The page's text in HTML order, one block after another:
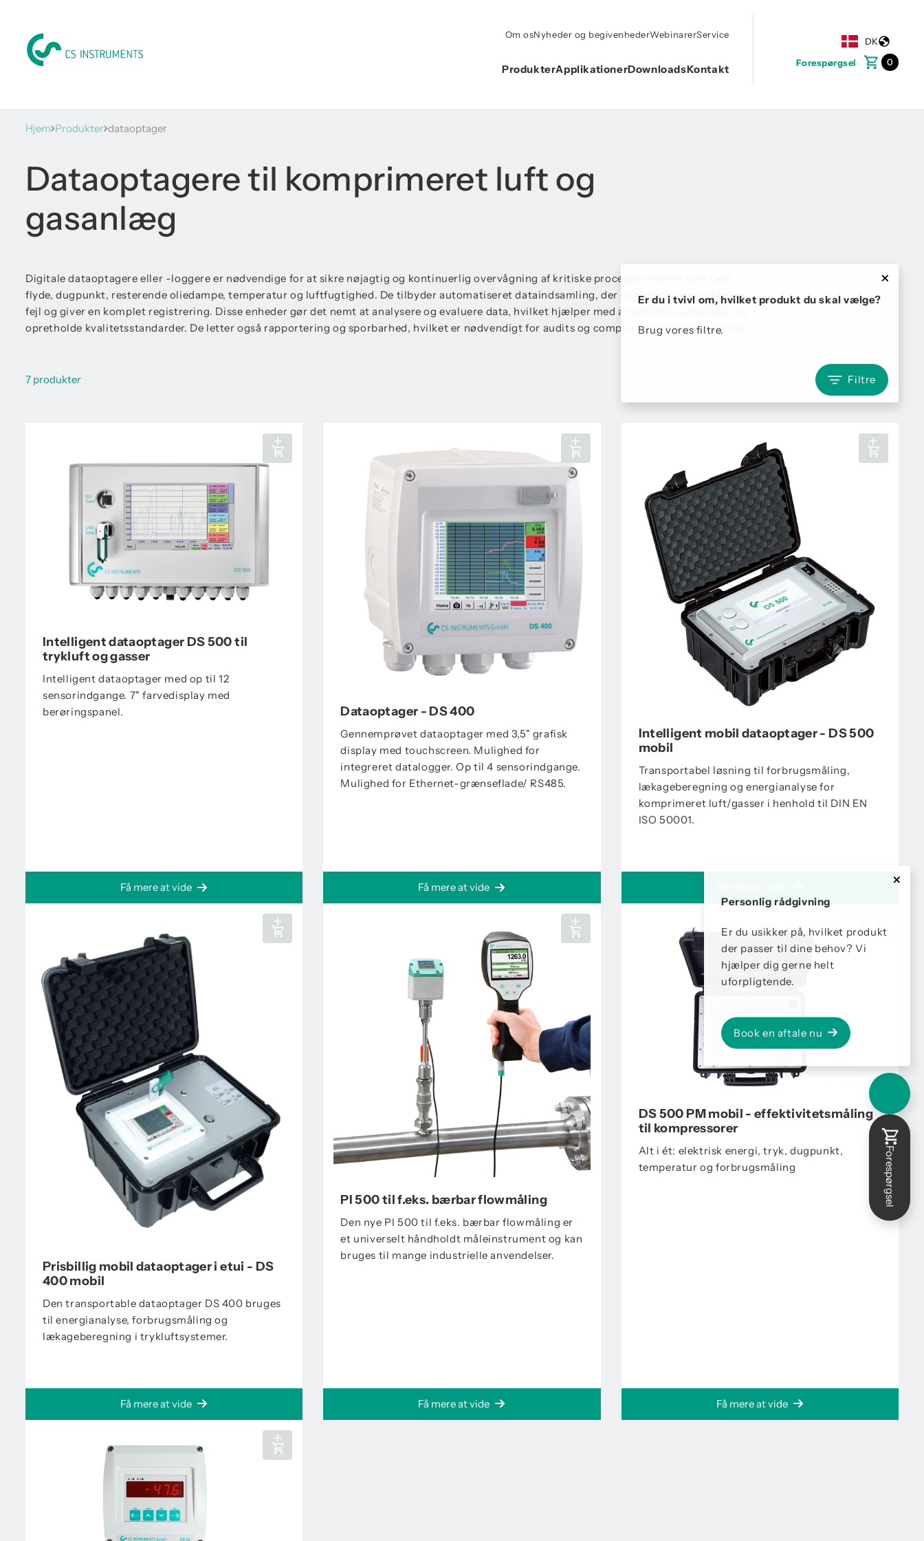
DK
Forespørgsel
0
Om osNyheder og begivenhederWebinarerService
ProdukterApplikationerDownloadsKontakt
Hjem Produkter dataoptager
Dataoptagere til komprimeret luft og
gasanlæg
Digitale dataoptagere eller -loggere er nødvendige for at sikre nøjagtig og kontinuerlig overvågning af kritiske procesparametre som f.eks.
flyde, dugpunkt, resterende oliedampe, temperatur og luftfugtighed. De tilbyder automatiseret dataindsamling, der minimerer menneskelige
fejl og giver en komplet registrering. Disse enheder gør det nemt at analysere og evaluere data, hvilket hjælper med at optimere processer og
opretholde kvalitetsstandarder. De letter også rapportering og sporbarhed, hvilket er nødvendigt for audits og compliance i mange brancher.
7 produkter
Er du i tvivl om, hvilket produkt du skal vælge?
Brug vores filtre.
Filtre
Intelligent dataoptager DS 500 til
trykluft og gasser
Intelligent dataoptager med op til 12
sensorindgange. 7" farvedisplay med
berøringspanel.
Få mere at vide
Dataoptager - DS 400
Gennemprøvet dataoptager med 3,5" grafisk
display med touchscreen. Mulighed for
integreret datalogger. Op til 4 sensorindgange.
Mulighed for Ethernet-grænseflade/ RS485.
Få mere at vide
Intelligent mobil dataoptager - DS 500
mobil
Transportabel løsning til forbrugsmåling,
lækageberegning og energianalyse for
komprimeret luft/gasser i henhold til DIN EN
ISO 50001.
Prisbillig mobil dataoptager i etui - DS
400 mobil
Den transportable dataoptager DS 400 bruges
til energianalyse, forbrugsmåling og
lækageberegning i trykluftsystemer.
Få mere at vide
PI 500 til f.eks. bærbar flowmåling
Den nye PI 500 til f.eks. bærbar flowmåling er
et universelt håndholdt måleinstrument og kan
bruges til mange industrielle anvendelser.
Få mere at vide
DS 500 PM mobil - effektivitetsmåling
til kompressorer
Alt i ét: elektrisk energi, tryk, dugpunkt,
temperatur og forbrugsmåling
Få mere at vide
Personlig rådgivning
Er du usikker på, hvilket produkt
der passer til dine behov? Vi
hjælper dig gerne helt
uforpligtende.
Book en aftale nu
Forespørgsel